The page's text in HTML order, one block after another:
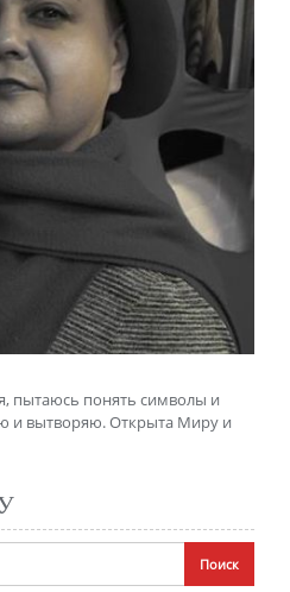
пытаюсь понять символы и
и вытворяю. Открыта Миру и